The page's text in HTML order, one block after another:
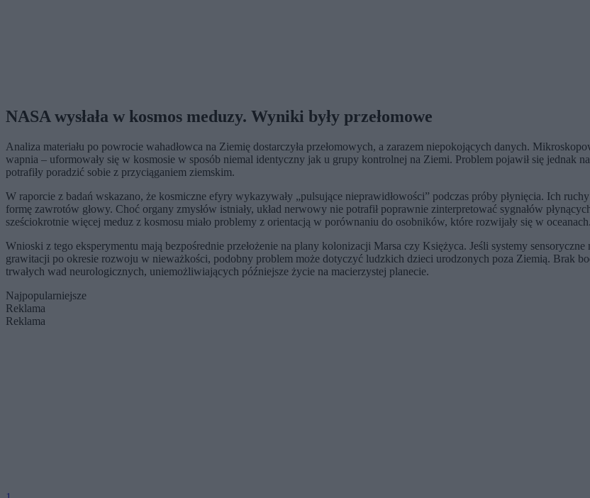
NASA wysłała w kosmos meduzy. Wyniki były przełomowe
Analiza materiału po powrocie wahadłowca na Ziemię dostarczyła przełomowych, a zarazem niepokojących danych.
wapnia – uformowały się w kosmosie w sposób niemal identyczny jak u grupy kontrolnej na Ziemi. Problem pojawił się
potrafiły poradzić sobie z przyciąganiem ziemskim.
W raporcie z badań wskazano, że kosmiczne efyry wykazywały „pulsujące nieprawidłowości” podczas próby płynięcia. Ich
formę zawrotów głowy. Choć organy zmysłów istniały, układ nerwowy nie potrafił poprawnie zinterpretować sygnałów
sześciokrotnie więcej meduz z kosmosu miało problemy z orientacją w porównaniu do osobników, które rozwijały się w oceanach.
Wnioski z tego eksperymentu mają bezpośrednie przełożenie na plany kolonizacji Marsa czy Księżyca. Jeśli systemy
grawitacji po okresie rozwoju w nieważkości, podobny problem może dotyczyć ludzkich dzieci urodzonych poza Ziemią. Brak
trwałych wad neurologicznych, uniemożliwiających późniejsze życie na macierzystej planecie.
Najpopularniejsze
Reklama
Reklama